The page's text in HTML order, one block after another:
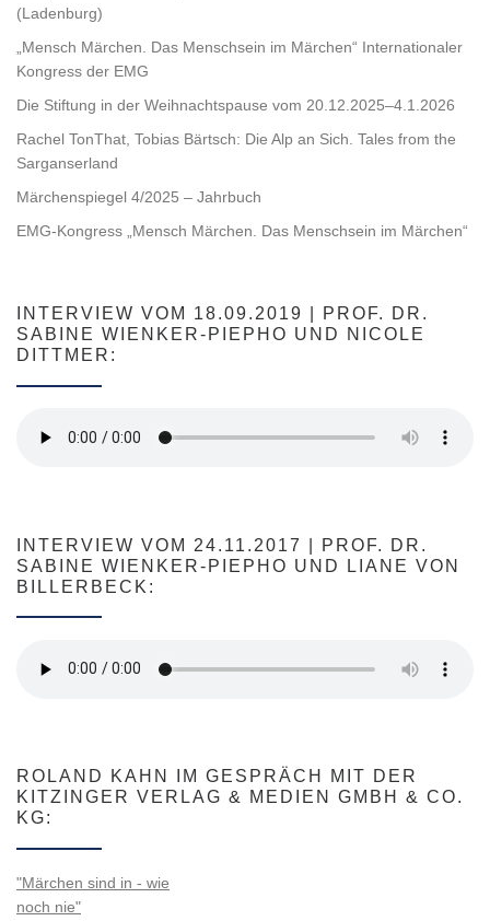
(Ladenburg)
„Mensch Märchen. Das Menschsein im Märchen“ Internationaler
Kongress der EMG
Die Stiftung in der Weihnachtspause vom 20.12.2025–4.1.2026
Rachel TonThat, Tobias Bärtsch: Die Alp an Sich. Tales from the
Sarganserland
Märchenspiegel 4/2025 – Jahrbuch
EMG-Kongress „Mensch Märchen. Das Menschsein im Märchen“
INTERVIEW VOM 18.09.2019 | PROF. DR.
SABINE WIENKER-PIEPHO UND NICOLE
DITTMER:
INTERVIEW VOM 24.11.2017 | PROF. DR.
SABINE WIENKER-PIEPHO UND LIANE VON
BILLERBECK:
ROLAND KAHN IM GESPRÄCH MIT DER
KITZINGER VERLAG & MEDIEN GMBH & CO.
KG:
"Märchen sind in - wie
noch nie"